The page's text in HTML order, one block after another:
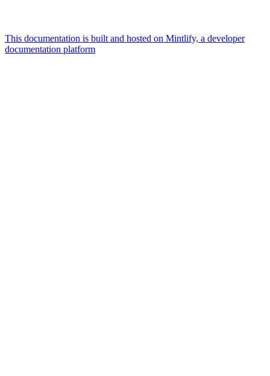
This documentation is built and hosted on Mintlify, a developer
documentation platform